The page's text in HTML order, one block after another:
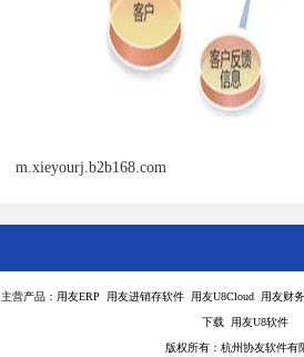
m.xieyourj.b2b168.com
主营产品：用友ERP 用友进销存软件 用友U8Cloud 用友财
下载 用友U8软件
版权所有：杭州协友软件有